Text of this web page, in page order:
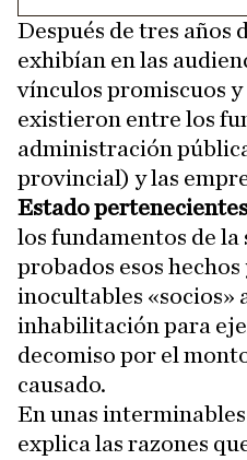
Después de tres años
exhibían en las
vínculos promiscuos
existieron entre los
administración
provincial) y las
Estado
los fundamentos de
probados esos hechos
inocultables «socios»
inhabilitación para
decomiso por el
causado.
En unas
explica las razones